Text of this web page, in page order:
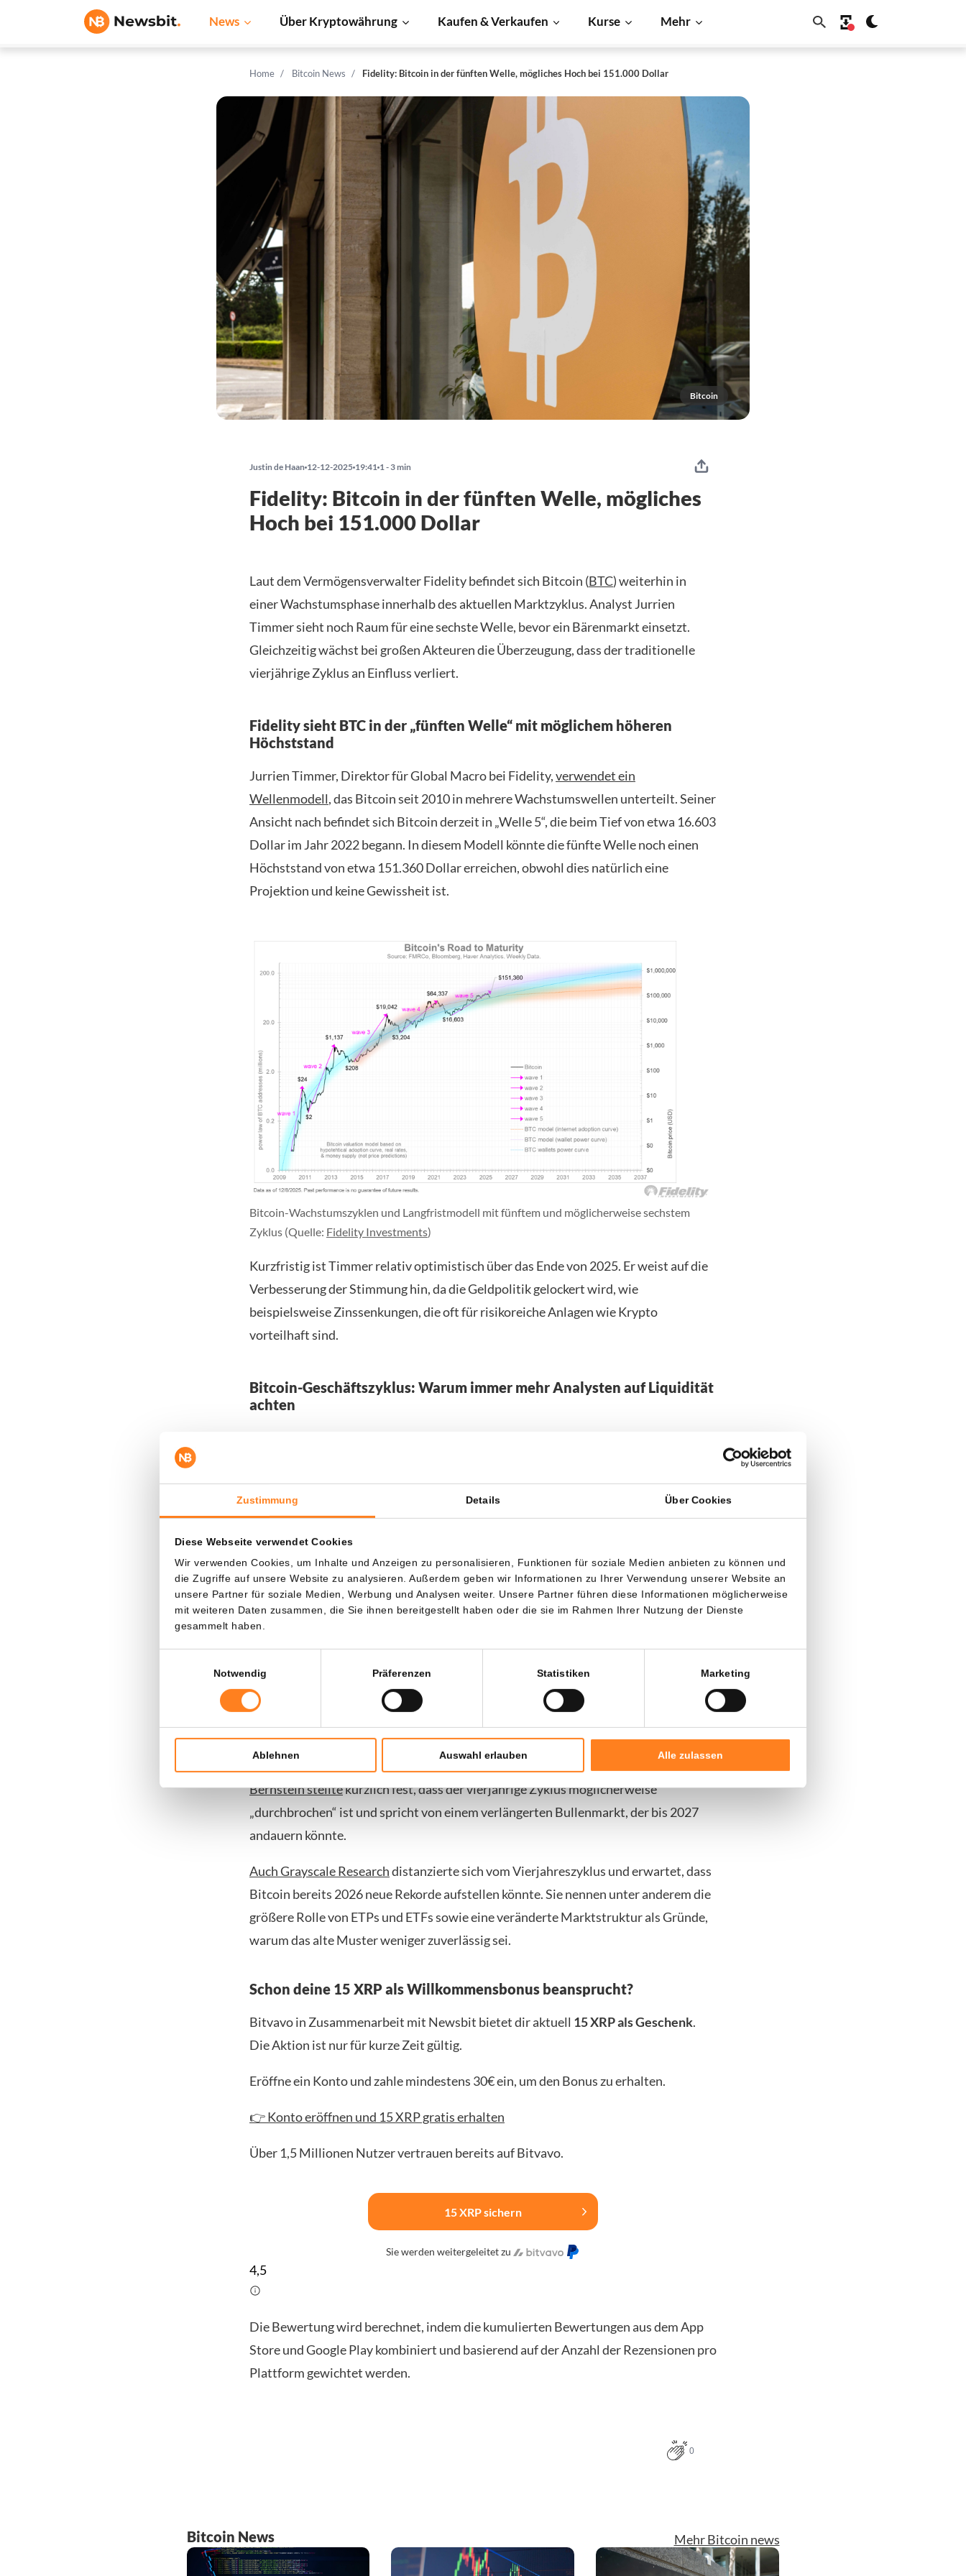
Zustimmung Details Über Cookies
Diese Webseite verwendet Cookies
Wir verwenden Cookies, um Inhalte und Anzeigen zu personalisieren, Funktionen für soziale Medien anbieten zu können und
die Zugriffe auf unsere Website zu analysieren. Außerdem geben wir Informationen zu Ihrer Verwendung unserer Website an
unsere Partner für soziale Medien, Werbung und Analysen weiter. Unsere Partner führen diese Informationen möglicherweise
mit weiteren Daten zusammen, die Sie ihnen bereitgestellt haben oder die sie im Rahmen Ihrer Nutzung der Dienste
gesammelt haben.
Notwendig
Präferenzen Statistiken Marketing
Ablehnen Auswahl erlauben Alle zulassen
News Über Kryptowährung Kaufen & Verkaufen Kurse Mehr
Home Bitcoin News Fidelity: Bitcoin in der fünften Welle, mögliches Hoch bei 151.000 Dollar
Bitcoin
Justin de Haan 12-12-2025 19:41 1 - 3 min
Fidelity: Bitcoin in der fünften Welle, mögliches
Hoch bei 151.000 Dollar
Laut dem Vermögensverwalter Fidelity befindet sich Bitcoin (BTC) weiterhin in
einer Wachstumsphase innerhalb des aktuellen Marktzyklus. Analyst Jurrien
Timmer sieht noch Raum für eine sechste Welle, bevor ein Bärenmarkt einsetzt.
Gleichzeitig wächst bei großen Akteuren die Überzeugung, dass der traditionelle
vierjährige Zyklus an Einfluss verliert.
Fidelity sieht BTC in der „fünften Welle“ mit möglichem höheren
Höchststand
Jurrien Timmer, Direktor für Global Macro bei Fidelity,verwendet ein
Wellenmodell, das Bitcoin seit 2010 in mehrere Wachstumswellen unterteilt. Seiner
Ansicht nach befindet sich Bitcoin derzeit in „Welle 5“, die beim Tief von etwa 16.603
Dollar im Jahr 2022 begann. In diesem Modell könnte die fünfte Welle noch einen
Höchststand von etwa 151.360 Dollar erreichen, obwohl dies natürlich eine
Projektion und keine Gewissheit ist.
Bitcoin-Wachstumszyklen und Langfristmodell mit fünftem und möglicherweise sechstem
Zyklus (Quelle: Fidelity Investments)
Kurzfristig ist Timmer relativ optimistisch über das Ende von 2025. Er weist auf die
Verbesserung der Stimmung hin, da die Geldpolitik gelockert wird, wie
beispielsweise Zinssenkungen, die oft für risikoreiche Anlagen wie Krypto
vorteilhaft sind.
Bitcoin-Geschäftszyklus: Warum immer mehr Analysten auf Liquidität
achten
System gelangt.Analystenbetrachten dabei Indikatoren wie den ISM PMI
(Geschäftsklimaindex in der Industrie). Die Idee: Wenn Wirtschaft und Liquidität
Das passt auch zu den aktuellen Marktbeobachtungen: Bitcoin bewegt sich
mittlerweile stärker im Einklang mit traditionellen Märkten durch die institutionelle
Beteiligung, wie die
einem strikten vierjährigen Halving-Rhythmus zu folgen.
Große Akteure zweifeln am 4-Jahres-Zyklus
Bernstein stelltekürzlich fest, dass der vierjährige Zyklus möglicherweise
„durchbrochen“ ist und spricht von einem verlängerten Bullenmarkt, der bis 2027
andauern könnte.
Auch Grayscale Researchdistanzierte sich vom Vierjahreszyklus und erwartet, dass
Bitcoin bereits 2026 neue Rekorde aufstellen könnte. Sie nennen unter anderem die
größere Rolle von ETPs und ETFs sowie eine veränderte Marktstruktur als Gründe,
warum das alte Muster weniger zuverlässig sei.
Schon deine 15 XRP als Willkommensbonus beansprucht?
Bitvavo in Zusammenarbeit mit Newsbit bietet dir aktuell 15 XRP als Geschenk.
Die Aktion ist nur für kurze Zeit gültig.
Eröffne ein Konto und zahle mindestens 30€ ein, um den Bonus zu erhalten.
👉 Konto eröffnen und 15 XRP gratis erhalten
Über 1,5 Millionen Nutzer vertrauen bereits auf Bitvavo.
15 XRP sichern
Sie werden weitergeleitet zu
4,5
Die Bewertung wird berechnet, indem die kumulierten Bewertungen aus dem App
Store und Google Play kombiniert und basierend auf der Anzahl der Rezensionen pro
Plattform gewichtet werden.
0
Bitcoin News Mehr Bitcoin news